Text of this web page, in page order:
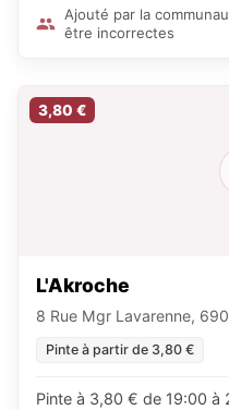
Ajouté par la
être incorrectes
3,80 €
L'Akroche
8 Rue Mgr Lavarenne,
Pinte à partir de 3,80 €
Pinte à 3,80 € de 19:00 à